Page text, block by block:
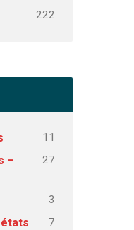
222
11
–
27
3
7